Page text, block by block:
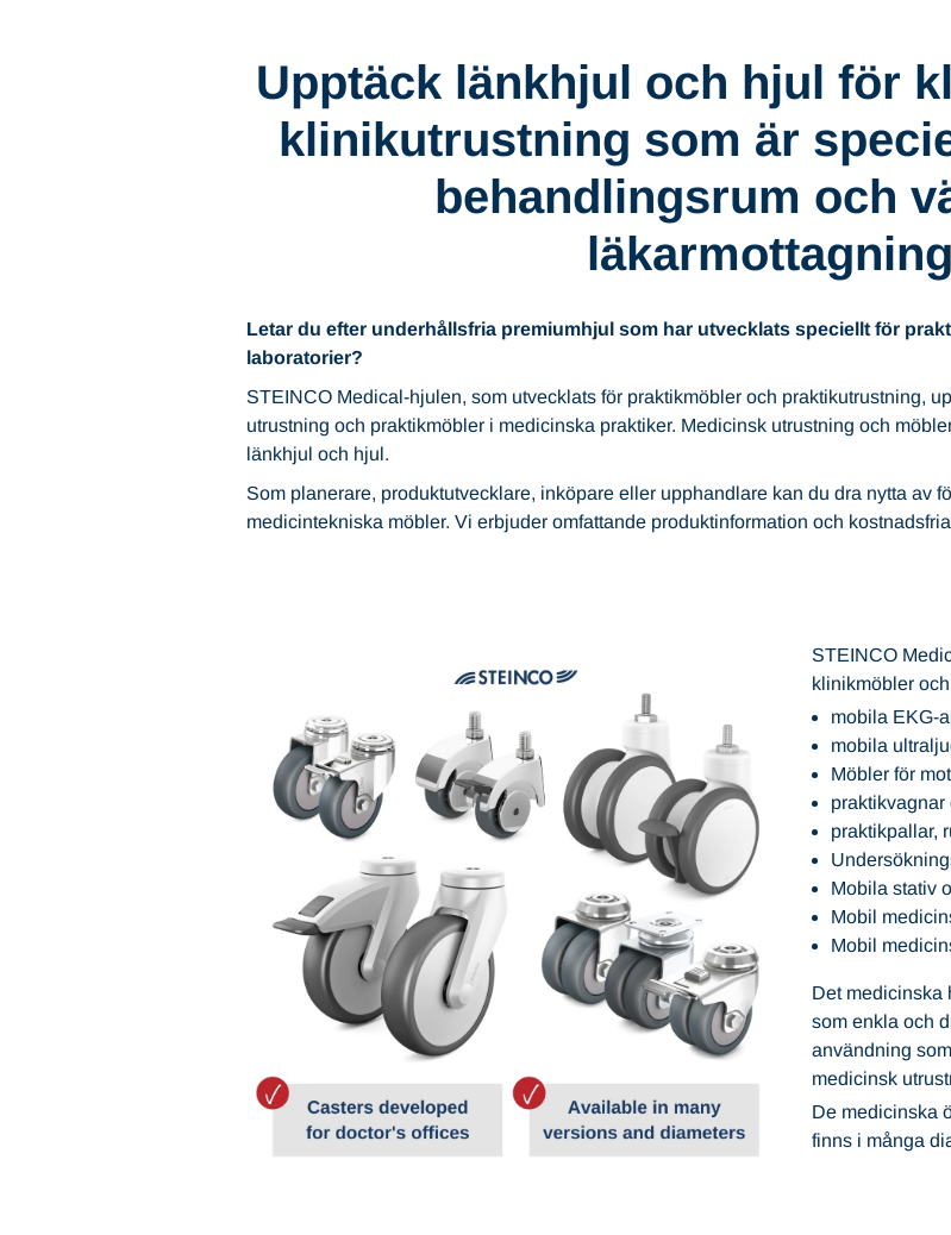
Upptäck länkhjul och hjul för
klinikutrustning som är
behandlingsrum och
Letar du efter underhållsfria premiumhjul som har utvecklats speciellt för
laboratorier?
STEINCO Medical-hjulen, som utvecklats för praktikmöbler och praktikutrustning,
utrustning och praktikmöbler i medicinska praktiker. Medicinsk utrustning och
länkhjul och hjul.
Som planerare, produktutvecklare, inköpare eller upphandlare kan du dra nytta av
medicintekniska möbler. Vi erbjuder omfattande produktinformation och
STEINCO
klinikmöbler
mobila EKG-
mobila
Möbler för
praktikpallar,
Mobila stativ
Mobil
Mobil
Det medicinska
som enkla och
användning
medicinsk
De medicinska
finns i många